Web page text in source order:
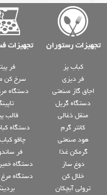
تجهیزات رستوران تجهیزات
کباب پز
فر دیزی
اجاق گاز صنعتی
دستگاه گریل
منقل ذغالی
کانتر گرم
هود صنعتی
گرمکن غذا
دوغ ساز
خلال کن
ترولی آبچکان
فر
سرخ کن
دستگاه
قالب
دستگاه
چاقو
فر
دستگاه
دستگاه